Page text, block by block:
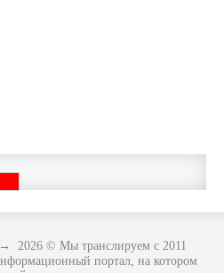
→ 2026 © Мы транслируем с 2011
портал, на котором